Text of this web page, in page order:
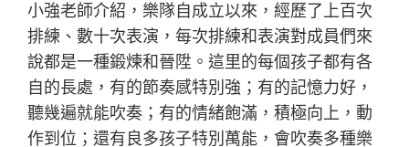
小強老師介紹，樂隊自成立以來，經歷了上百次
排練、數十次表演，每次排練和表演對成員們來
說都是一種鍛煉和晉陞。這里的每個孩子都有各
自的長處，有的節奏感特別強；有的記憶力好，
聽幾遍就能吹奏；有的情緒飽滿，積極向上，動
作到位；還有良多孩子特別萬能，會吹奏多種樂